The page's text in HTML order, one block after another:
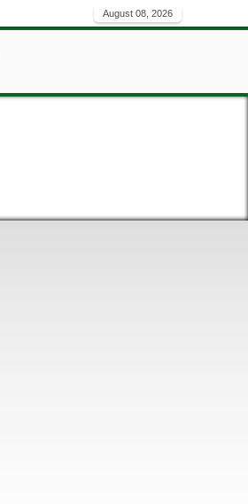
August 08, 2026